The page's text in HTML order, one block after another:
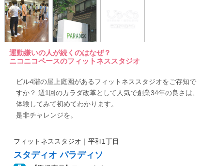
運動嫌いの人が続くのはなぜ？
ニコニコペースのフィットネススタジオ
ビル4階の屋上庭園があるフィットネススタジオをご存知で
すか？ 週1回のカラダ改革として人気で創業34年の良さは、
体験してみて初めてわかります。
是非チャレンジを。
フィットネススタジオ｜平和1丁目
スタディオ パラディソ